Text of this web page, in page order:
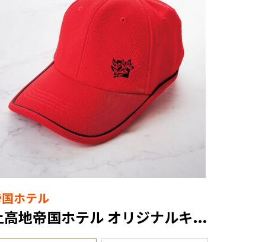
ホテル
上高地帝国ホテル オリジナルキャップ（赤）